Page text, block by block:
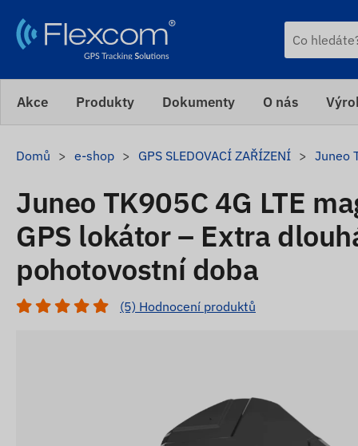
Akce Produkty Dokumenty O nás
Domů e-shop GPS SLEDOVACÍ ZAŘÍZENÍ Juneo
Juneo TK905C 4G LTE
GPS lokátor – Extra
pohotovostní doba
(5) Hodnocení produktů